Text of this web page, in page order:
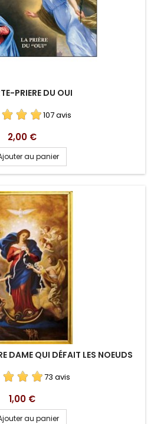
PRIERE DU OUI
107 avis
Prix
2,00 €
au panier
DAME QUI DÉFAIT LES NOEUDS
73 avis
Prix
1,00 €
au panier